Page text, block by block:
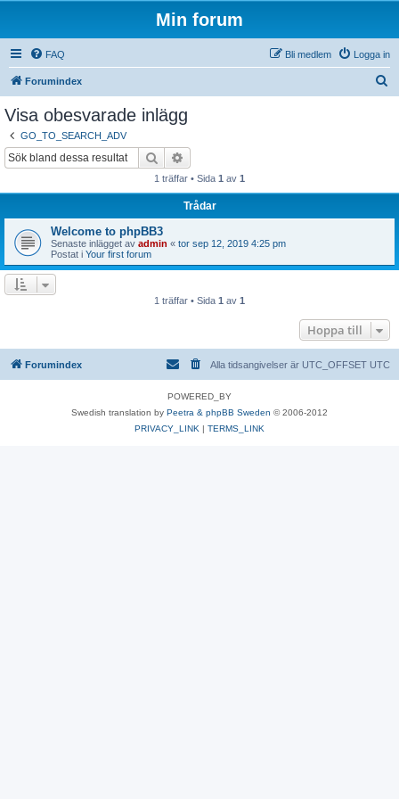
Min forum
FAQ Logga in
Bli medlem
Forumindex
Visa obesvarade inlägg
GO_TO_SEARCH_ADV
Sök
1 träffar • Sida 1 av 1
Trådar
Welcome to phpBB3
Senaste inlägget av admin « tor sep 12, 2019 4:25 pm
Postat i Your first forum
1 träffar • Sida 1 av 1
Hoppa till
Forumindex Alla tidsangivelser är UTC_OFFSET UTC
POWERED_BY
Swedish translation by Peetra & phpBB Sweden © 2006-2012
PRIVACY_LINK | TERMS_LINK